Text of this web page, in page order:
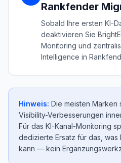
Rankfender
Sobald Ihre ersten KI-
deaktivieren Sie
Monitoring und
Intelligence in
Hinweis: Die meisten Marken
Visibility-Verbesserungen
Für das KI-Kanal-Monitoring
dedizierte Ersatz für das, was
kann — kein